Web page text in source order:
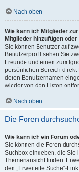
Nach oben
Wie kann ich Mitglieder
Mitglieder hinzufügen
Sie können Benutzer auf
Benutzerprofil sehen Sie
Freunde und einen zum
persönlichen Bereich direkt
deren Benutzernamen
wieder von den Listen
Nach oben
Die Foren
Wie kann ich ein Forum
Sie können die Foren
Suchbox eingeben, die Sie
Themenansicht finden.
den „Erweiterte Suche“-